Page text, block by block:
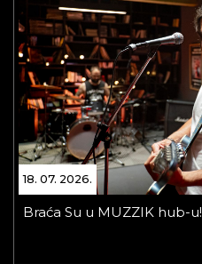
18. 07. 2026.
Braća Su u MUZZIK hub-u!